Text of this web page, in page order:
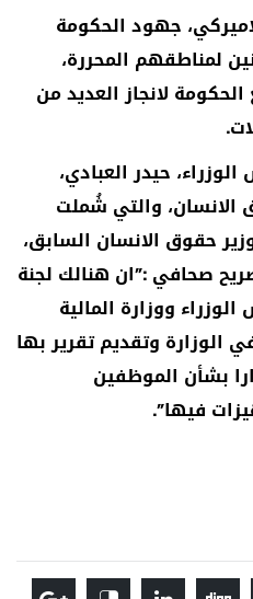
جهود الحكومة
لمناطقهم المحررة،
لانجاز العديد من
حيدر العبادي،
والتي شُملت
حقوق الانسان السابق،
صحافي :”ان هنالك لجنة
ووزارة المالية
الوزارة وتقديم تقرير بها
بشأن الموظفين
فيها”.